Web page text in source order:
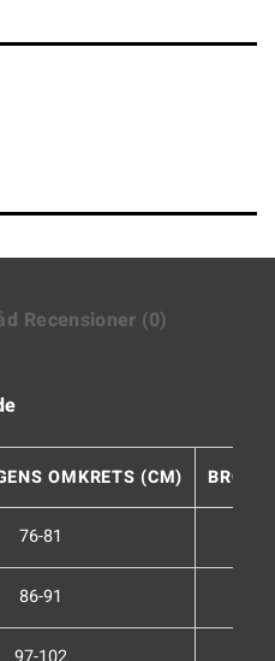
Recensioner (0)
OMKRETS (CM)
76-81
86-91